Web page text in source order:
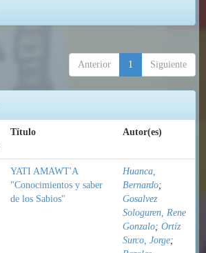
Anterior 1 Siguiente
Título Autor(es)
YATI AMAWT'A
"Conocimientos y saber
de los Sabios"
Huanca,
Bernardo;
Gosalvez
Sologuren, Rene
Gonzalo; Ortíz
Surco, Jorge;